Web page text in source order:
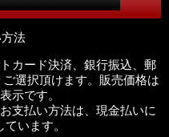
法
カード決済、銀行振込、郵
選択頂けます。販売価格は
示です。
支払い方法は、現金払いに
います。